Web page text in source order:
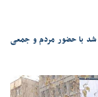
شد با حضور مردم و جمعی